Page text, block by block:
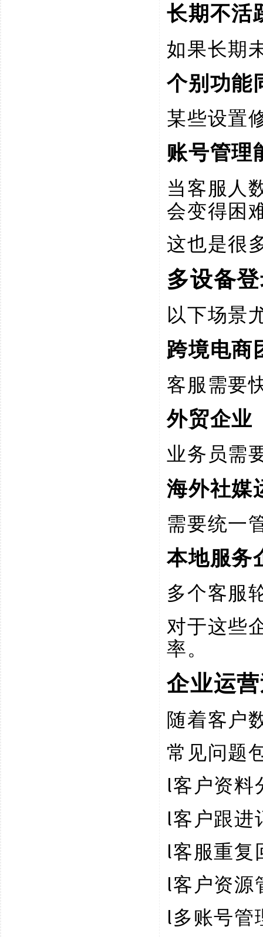
长期不活
如果长期
个别功能
某些设置
账号管理
当客服人
会变得困
这也是很
多设备
以下场景
跨境电商
客服需要
外贸企业
业务员需
海外社媒
需要统一
本地服务
多个客服
对于这些
率。
企业运
随着客户
常见问题
l客户资料
l客户跟进
l客服重复
l客户资源
l多账号管